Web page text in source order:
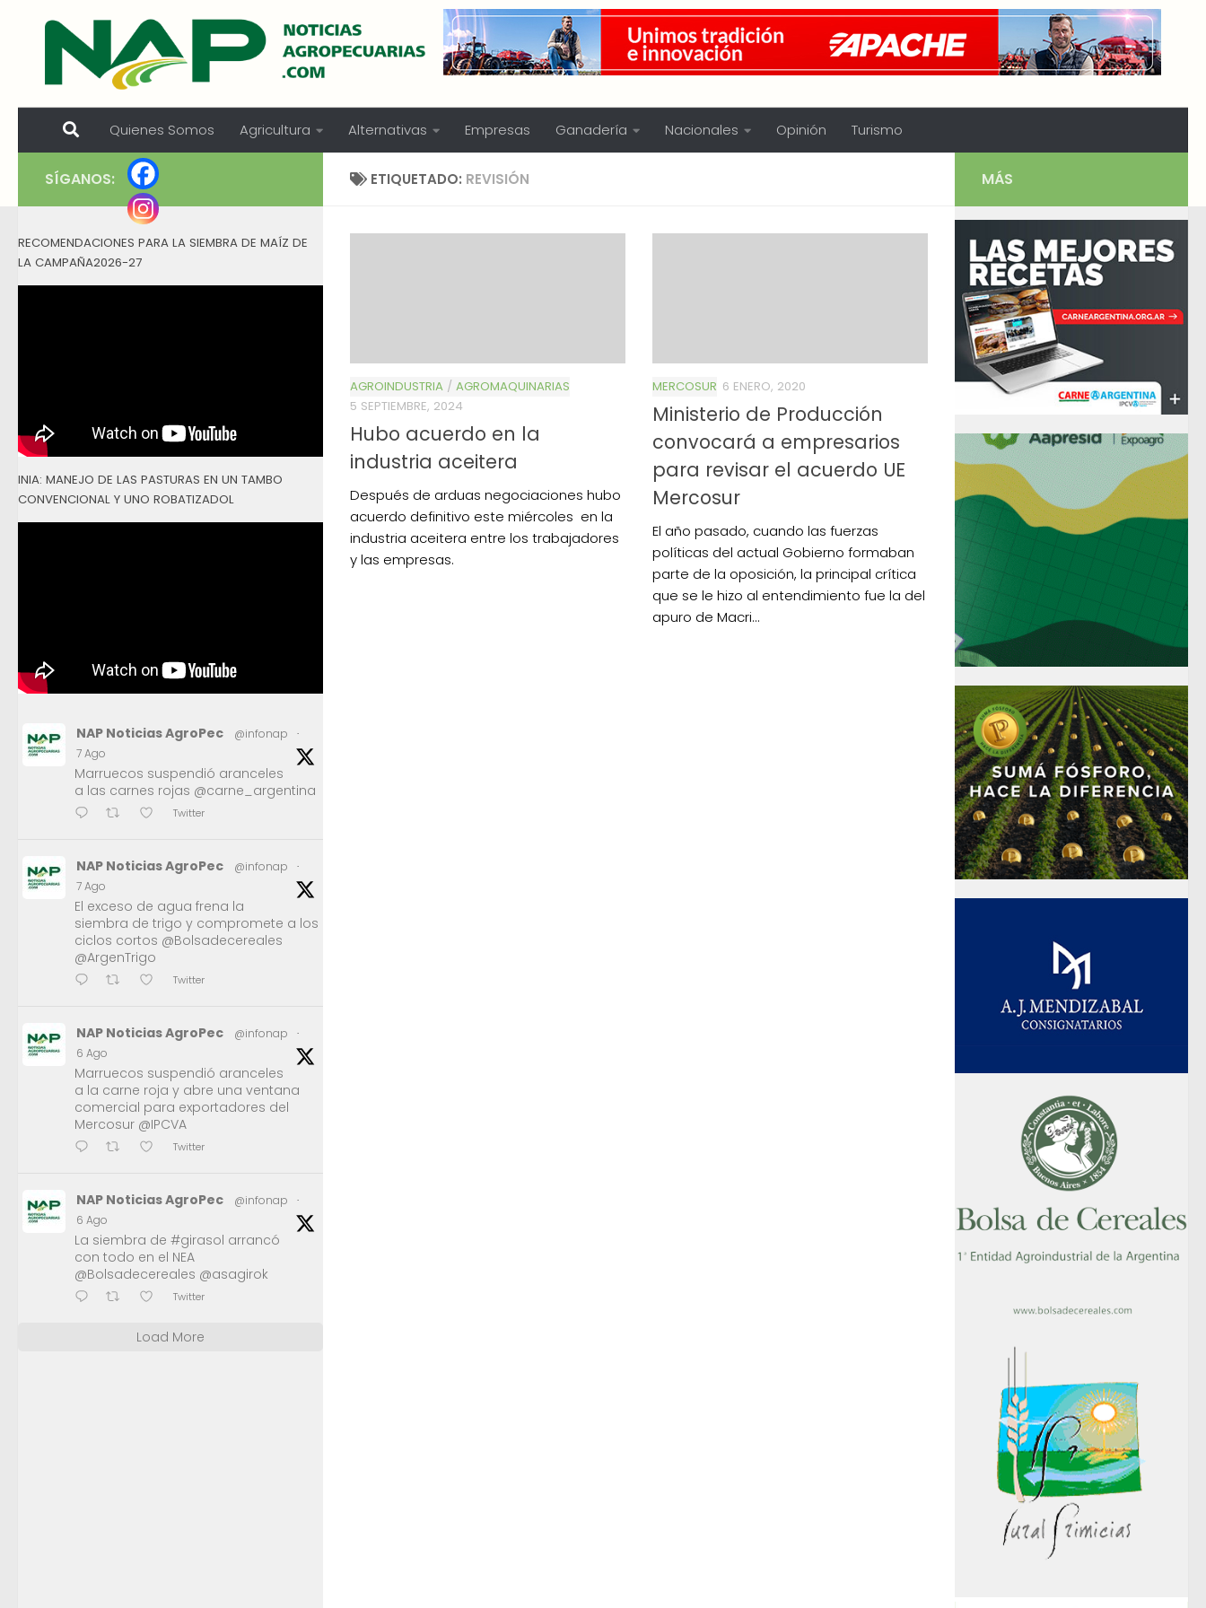
Skip to content
Quienes Somos Agricultura Alternativas Empresas Ganadería Nacionales Opinión Turismo
ETIQUETADO: REVISIÓN
AGROINDUSTRIA / AGROMAQUINARIAS
5 SEPTIEMBRE, 2024
Hubo acuerdo en la
industria aceitera
Después de arduas negociaciones hubo
acuerdo definitivo este miércoles en la
industria aceitera entre los trabajadores
y las empresas.
MERCOSUR 6 ENERO, 2020
Ministerio de Producción
convocará a empresarios
para revisar el acuerdo UE
Mercosur
El año pasado, cuando las fuerzas
políticas del actual Gobierno formaban
parte de la oposición, la principal crítica
que se le hizo al entendimiento fue la del
apuro de Macri...
SÍGANOS:
RECOMENDACIONES PARA LA SIEMBRA DE MAÍZ DE
LA CAMPAÑA2026-27
INIA: MANEJO DE LAS PASTURAS EN UN TAMBO
CONVENCIONAL Y UNO ROBATIZADOL
NAP Noticias AgroPec @infonap
·
7 Ago
Marruecos suspendió aranceles
a las carnes rojas @carne_argentina
Twitter
NAP Noticias AgroPec @infonap
·
7 Ago
El exceso de agua frena la
siembra de trigo y compromete a los
ciclos cortos @Bolsadecereales
@ArgenTrigo
Twitter
NAP Noticias AgroPec @infonap
·
6 Ago
Marruecos suspendió aranceles
a la carne roja y abre una ventana
comercial para exportadores del
Mercosur @IPCVA
Twitter
NAP Noticias AgroPec @infonap
·
6 Ago
La siembra de #girasol arrancó
con todo en el NEA
@Bolsadecereales @asagirok
Twitter
Load More
MÁS